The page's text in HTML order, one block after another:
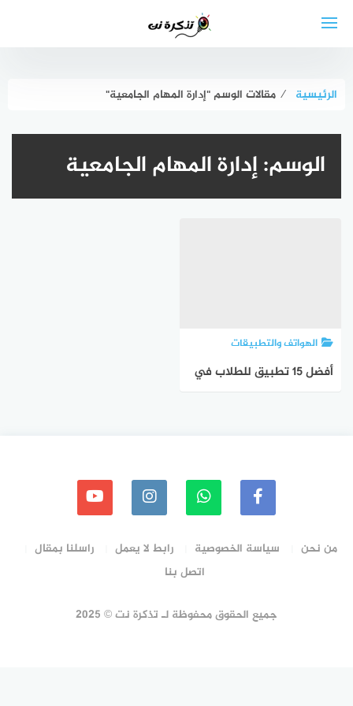
الرئيسية ⁄ مقالات الوسم "إدارة المهام الجامعية"
الوسم:إدارة المهام الجامعية
الهواتف والتطبيقات
أفضل 15 تطبيق للطلاب في
من نحن سياسة الخصوصية رابط لا يعمل
راسلنا بمقال
اتصل بنا
جميع الحقوق محفوظة لـ تذكرة نت © 2025